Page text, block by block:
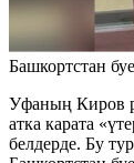
Башкортстан
Уфаның Киров
атка карата
белдерде. Бу